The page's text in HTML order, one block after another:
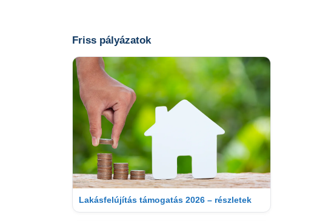
Friss pályázatok
Lakásfelújítás támogatás 2026 – részletek